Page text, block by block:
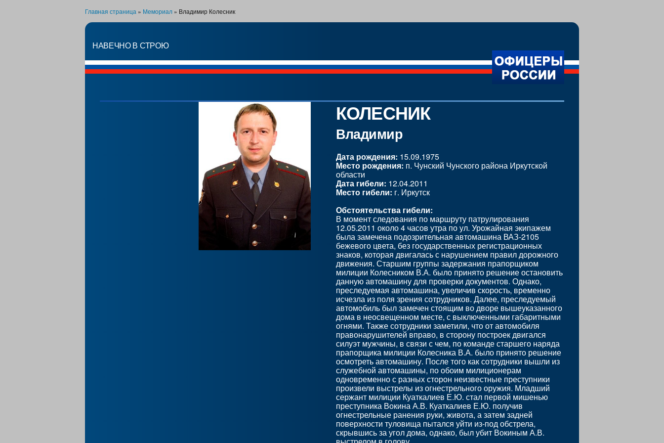
Главная страница » Мемориал » Владимир Колесник
НАВЕЧНО В СТРОЮ
КОЛЕСНИК
Владимир
Дата рождения: 15.09.1975
Место рождения: п. Чунский Чунского района Иркутской
области
Дата гибели: 12.04.2011
Место гибели: г. Иркутск
Обстоятельства гибели:
В момент следования по маршруту патрулирования
12.05.2011 около 4 часов утра по ул. Урожайная экипажем
была замечена подозрительная автомашина ВАЗ-2105
бежевого цвета, без государственных регистрационных
знаков, которая двигалась с нарушением правил дорожного
движения. Старшим группы задержания прапорщиком
милиции Колесником В.А. было принято решение остановить
данную автомашину для проверки документов. Однако,
преследуемая автомашина, увеличив скорость, временно
исчезла из поля зрения сотрудников. Далее, преследуемый
автомобиль был замечен стоящим во дворе вышеуказанного
дома в неосвещенном месте, с выключенными габаритными
огнями. Также сотрудники заметили, что от автомобиля
правонарушителей вправо, в сторону построек двигался
силуэт мужчины, в связи с чем, по команде старшего наряда
прапорщика милиции Колесника В.А. было принято решение
осмотреть автомашину. После того как сотрудники вышли из
служебной автомашины, по обоим милиционерам
одновременно с разных сторон неизвестные преступники
произвели выстрелы из огнестрельного оружия. Младший
сержант милиции Куаткалиев Е.Ю. стал первой мишенью
преступника Вокина А.В. Куаткалиев Е.Ю. получив
огнестрельные ранения руки, живота, а затем задней
поверхности туловища пытался уйти из-под обстрела,
скрывшись за угол дома, однако, был убит Вокиным А.В.